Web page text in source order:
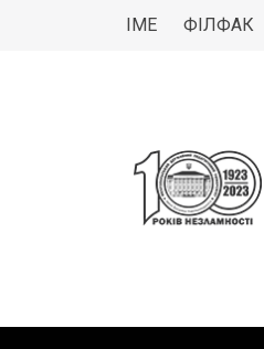
ІМЕ ФІЛФАК
МДПУ